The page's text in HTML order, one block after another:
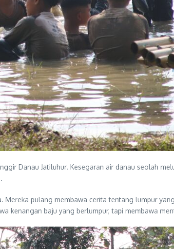
Danau Jatiluhur. Kesegaran air danau seolah
pulang membawa cerita tentang lumpur
kenangan baju yang berlumpur, tapi membawa